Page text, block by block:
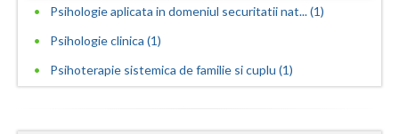
Salaj
Sibiu
Psihologie aplicata in domeniul securitatii nat... (1)
Psihologie clinica (1)
Psihoterapie sistemica de familie si cuplu (1)